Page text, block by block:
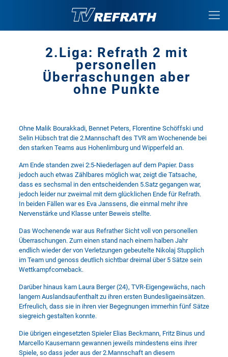
2.Liga: Refrath 2 mit
personellen
Überraschungen aber
ohne Punkte
Ohne Malik Bourakkadi, Bennet Peters, Florentine Schöffski und
Selin Hübsch trat die 2.Mannschaft des TVR am Wochenende bei
den starken Teams aus Hohenlimburg und Wipperfeld an.
Am Ende standen zwei 2:5-Niederlagen auf dem Papier. Dass
jedoch auch etwas Zählbares möglich war, zeigt die Tatsache,
dass es sechsmal in den entscheidenden 5.Satz gegangen war,
jedoch leider nur zweimal mit dem glücklichen Ende für Refrath.
In beiden Fällen war es Eva Janssens, die einmal mehr ihre
Nervenstärke und Klasse unter Beweis stellte.
Das Wochenende war aus Refrather Sicht voll von personellen
Überraschungen. Zum einen stand nach einem halben Jahr
endlich wieder der von Verletzungen gebeutelte Nikolaj Stupplich
im Team und genoss deutlich sichtbar dreimal über 5 Sätze sein
Wettkampfcomeback.
Darüber hinaus kam Laura Berger (24), TVR-Eigengewächs, nach
langem Auslandsaufenthalt zu ihren ersten Bundesligaeinsätzen.
Erfreulich, dass sie in ihren vier Begegnungen immerhin fünf Sätze
siegreich gestalten konnte.
Die übrigen eingesetzten Spieler Elias Beckmann, Fritz Binus und
Marcello Kausemann gewannen jeweils mindestens eins ihrer
Spiele, so dass jeder aus der 2.Mannschaft an diesem